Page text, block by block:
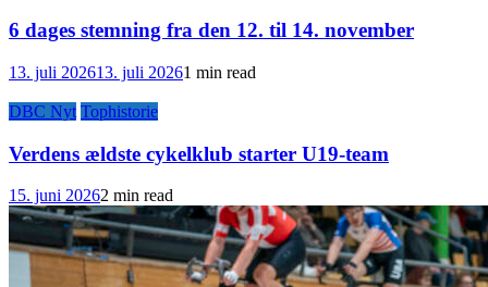
6 dages stemning fra den 12. til 14. november
13. juli 202613. juli 20261 min read
DBC Nyt Tophistorie
Verdens ældste cykelklub starter U19-team
15. juni 20262 min read